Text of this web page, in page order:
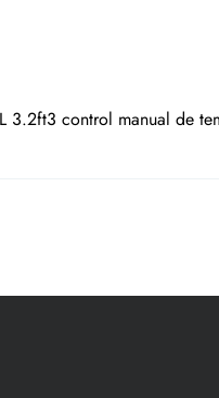
3.2ft3 control manual de